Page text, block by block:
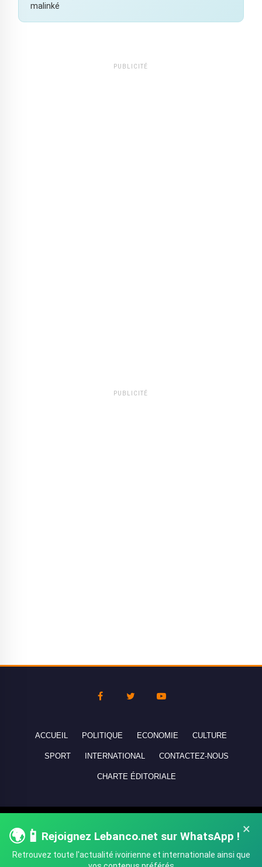
malinké
PUBLICITÉ
PUBLICITÉ
×
🌍📱 Rejoignez Lebanco.net sur WhatsApp !
Retrouvez toute l'actualité ivoirienne et internationale ainsi que
ACCUEIL POLITIQUE ECONOMIE CULTURE
SPORT INTERNATIONAL CONTACTEZ-NOUS
CHARTE ÉDITORIALE
réservés - All rights reserved.